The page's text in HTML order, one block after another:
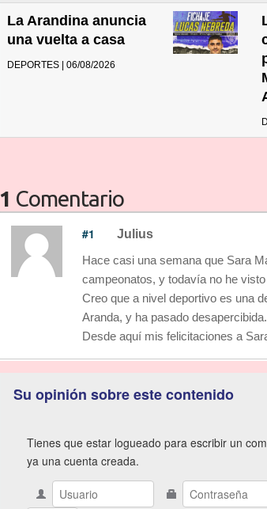
La Arandina anuncia
una vuelta a casa
DEPORTES | 06/08/2026
1 Comentario
#1 Julius
Hace casi una semana que Sara
campeonatos, y todavía no he
Creo que a nivel deportivo es una
Aranda, y ha pasado desapercibida.
Desde aquí mis felicitaciones a
Su opinión sobre este contenido
Tienes que estar logueado para escribir un
ya una cuenta creada.